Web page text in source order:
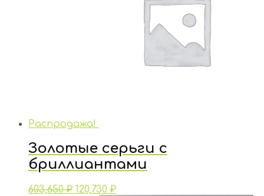
Распродажа!
Золотые серьги с
бриллиантами
603,650₽ 120,730 ₽